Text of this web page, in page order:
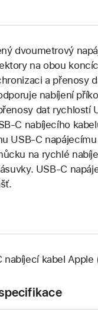
dvoumetrový
na obou
a přenosy
nabíjení
dat rychlostí
nabíjecího
USB‑C
na rychlé
USB‑C
nabíjecí kabel Apple